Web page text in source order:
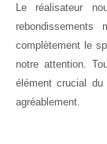
Le réalisateur
complètement le
notre attention.
élément crucial
agréablement.